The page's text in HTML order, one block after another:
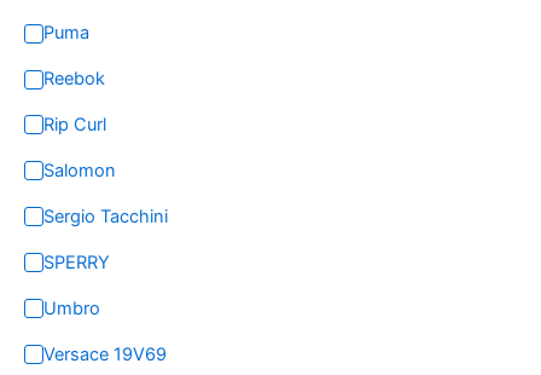
Puma
Reebok
Rip Curl
Salomon
Sergio Tacchini
SPERRY
Umbro
Versace 19V69